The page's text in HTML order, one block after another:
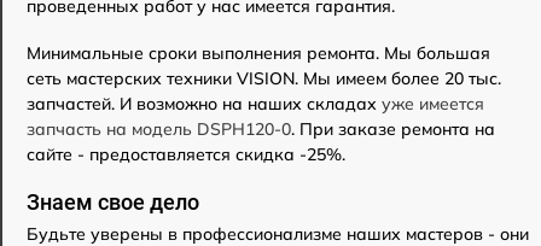
проведенных работ у нас имеется гарантия.
Минимальные сроки выполнения ремонта. Мы большая
сеть мастерских техники VISION. Мы имеем более 20 тыс.
запчастей. И возможно на наших складах уже имеется
запчасть на модель DSPH120-0. При заказе ремонта на
сайте - предоставляется скидка -25%.
Знаем свое дело
Будьте уверены в профессионализме наших мастеров - они